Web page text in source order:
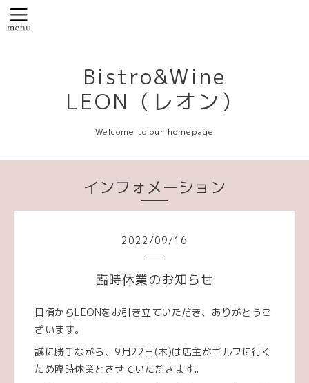
Bistro&Wine
LEON（レオン）
Welcome to our homepage
インフォメーション
2022 /09/16
臨時休業のお知らせ
日頃からLEONをお引き立ていただき、ありがとうご
ざいます。
誠に勝手ながら、9月22日(木)は店主がゴルフに行く
ため臨時休業とさせていただきます。